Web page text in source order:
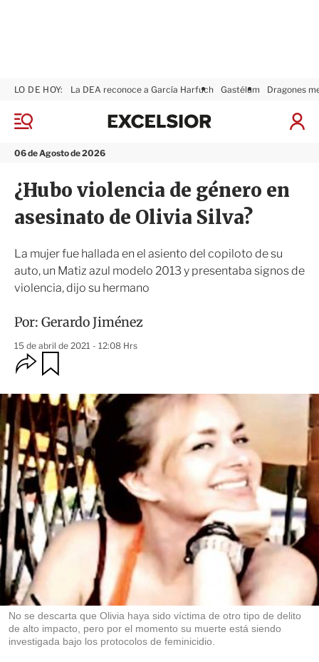
M
n
06 de Agosto de 2026
LO DE HOY: La DEA reconoce a García Harfuch Gastélum Dragones
I
ó
x
s
i
o
r
¿Hubo violencia de género en
asesinato de Olivia Silva?
La mujer fue hallada en el asiento del copiloto de su
auto, un Matiz azul modelo 2013 y presentaba signos de
violencia, dijo su hermano
Por: Gerardo Jiménez
15 de abril de 2021 - 12:08 Hrs
O
p
i
o
e
s
d
e
c
o
m
p
a
r
t
r
r
d
a
r
No se descarta que Olivia haya sido víctima de otro tipo de delito
de alto impacto, pero por el momento su muerte está siendo
investigada bajo los protocolos de feminicidio.